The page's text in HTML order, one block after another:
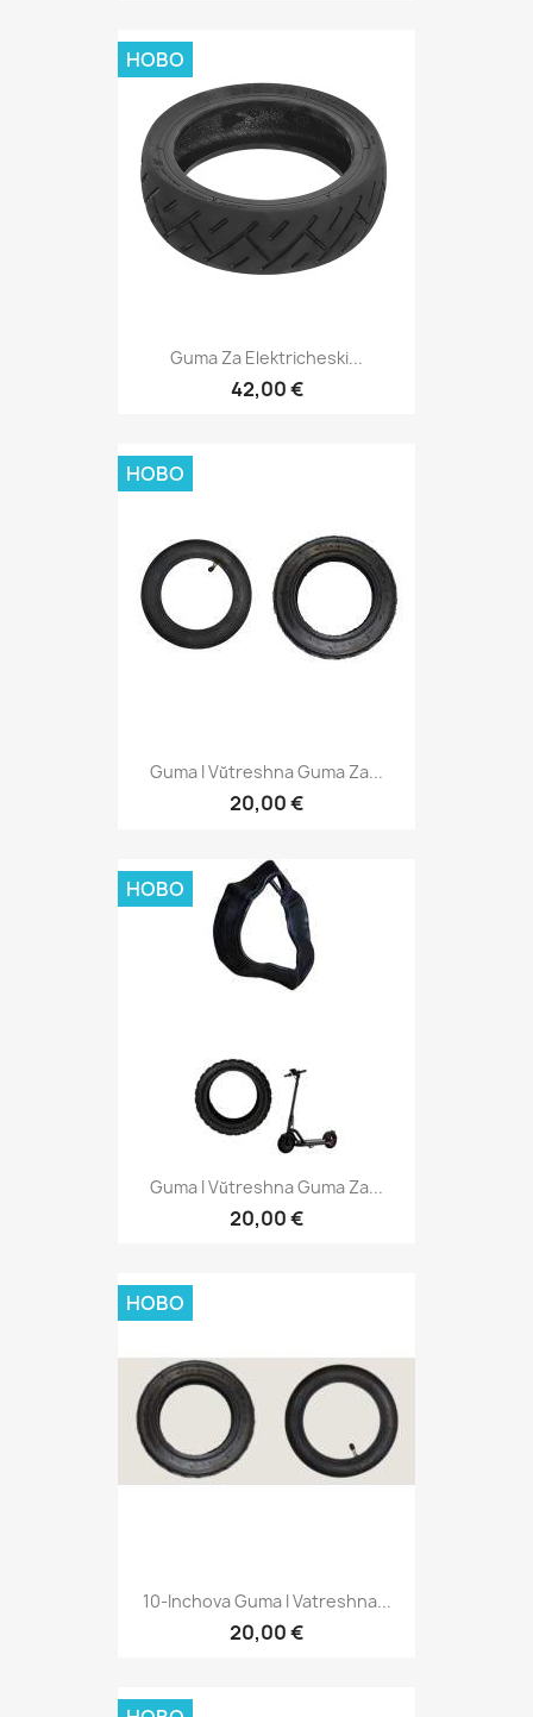
Guma Za Elektricheski...
42,00 €
НОВО
Guma I Vŭtreshna Guma Za...
20,00 €
НОВО
Guma I Vŭtreshna Guma Za...
20,00 €
НОВО
10-Inchova Guma I Vatreshna...
20,00 €
НОВО